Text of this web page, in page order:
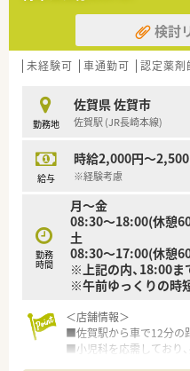
検討
未経験可 車通勤可 認定薬剤
勤務地
佐賀県 佐賀市
佐賀駅 (JR長崎本線)
給与
時給2,000円～
※経験考慮
勤務
時間
月～金
08:30～18:00(休憩
土
08:30～17:00(休憩
※上記の内、18:00ま
※午前ゆっくりの時
＜店舗情報＞
■佐賀駅から車で12分の
■小児科を応需しており